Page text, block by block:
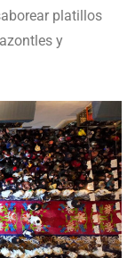
platillos
y